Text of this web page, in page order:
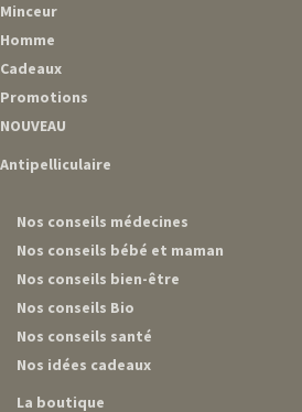
Minceur
Homme
Cadeaux
Promotions
NOUVEAU
Antipelliculaire
Nos conseils médecines
Nos conseils bébé et maman
Nos conseils bien-être
Nos conseils Bio
Nos conseils santé
Nos idées cadeaux
La boutique